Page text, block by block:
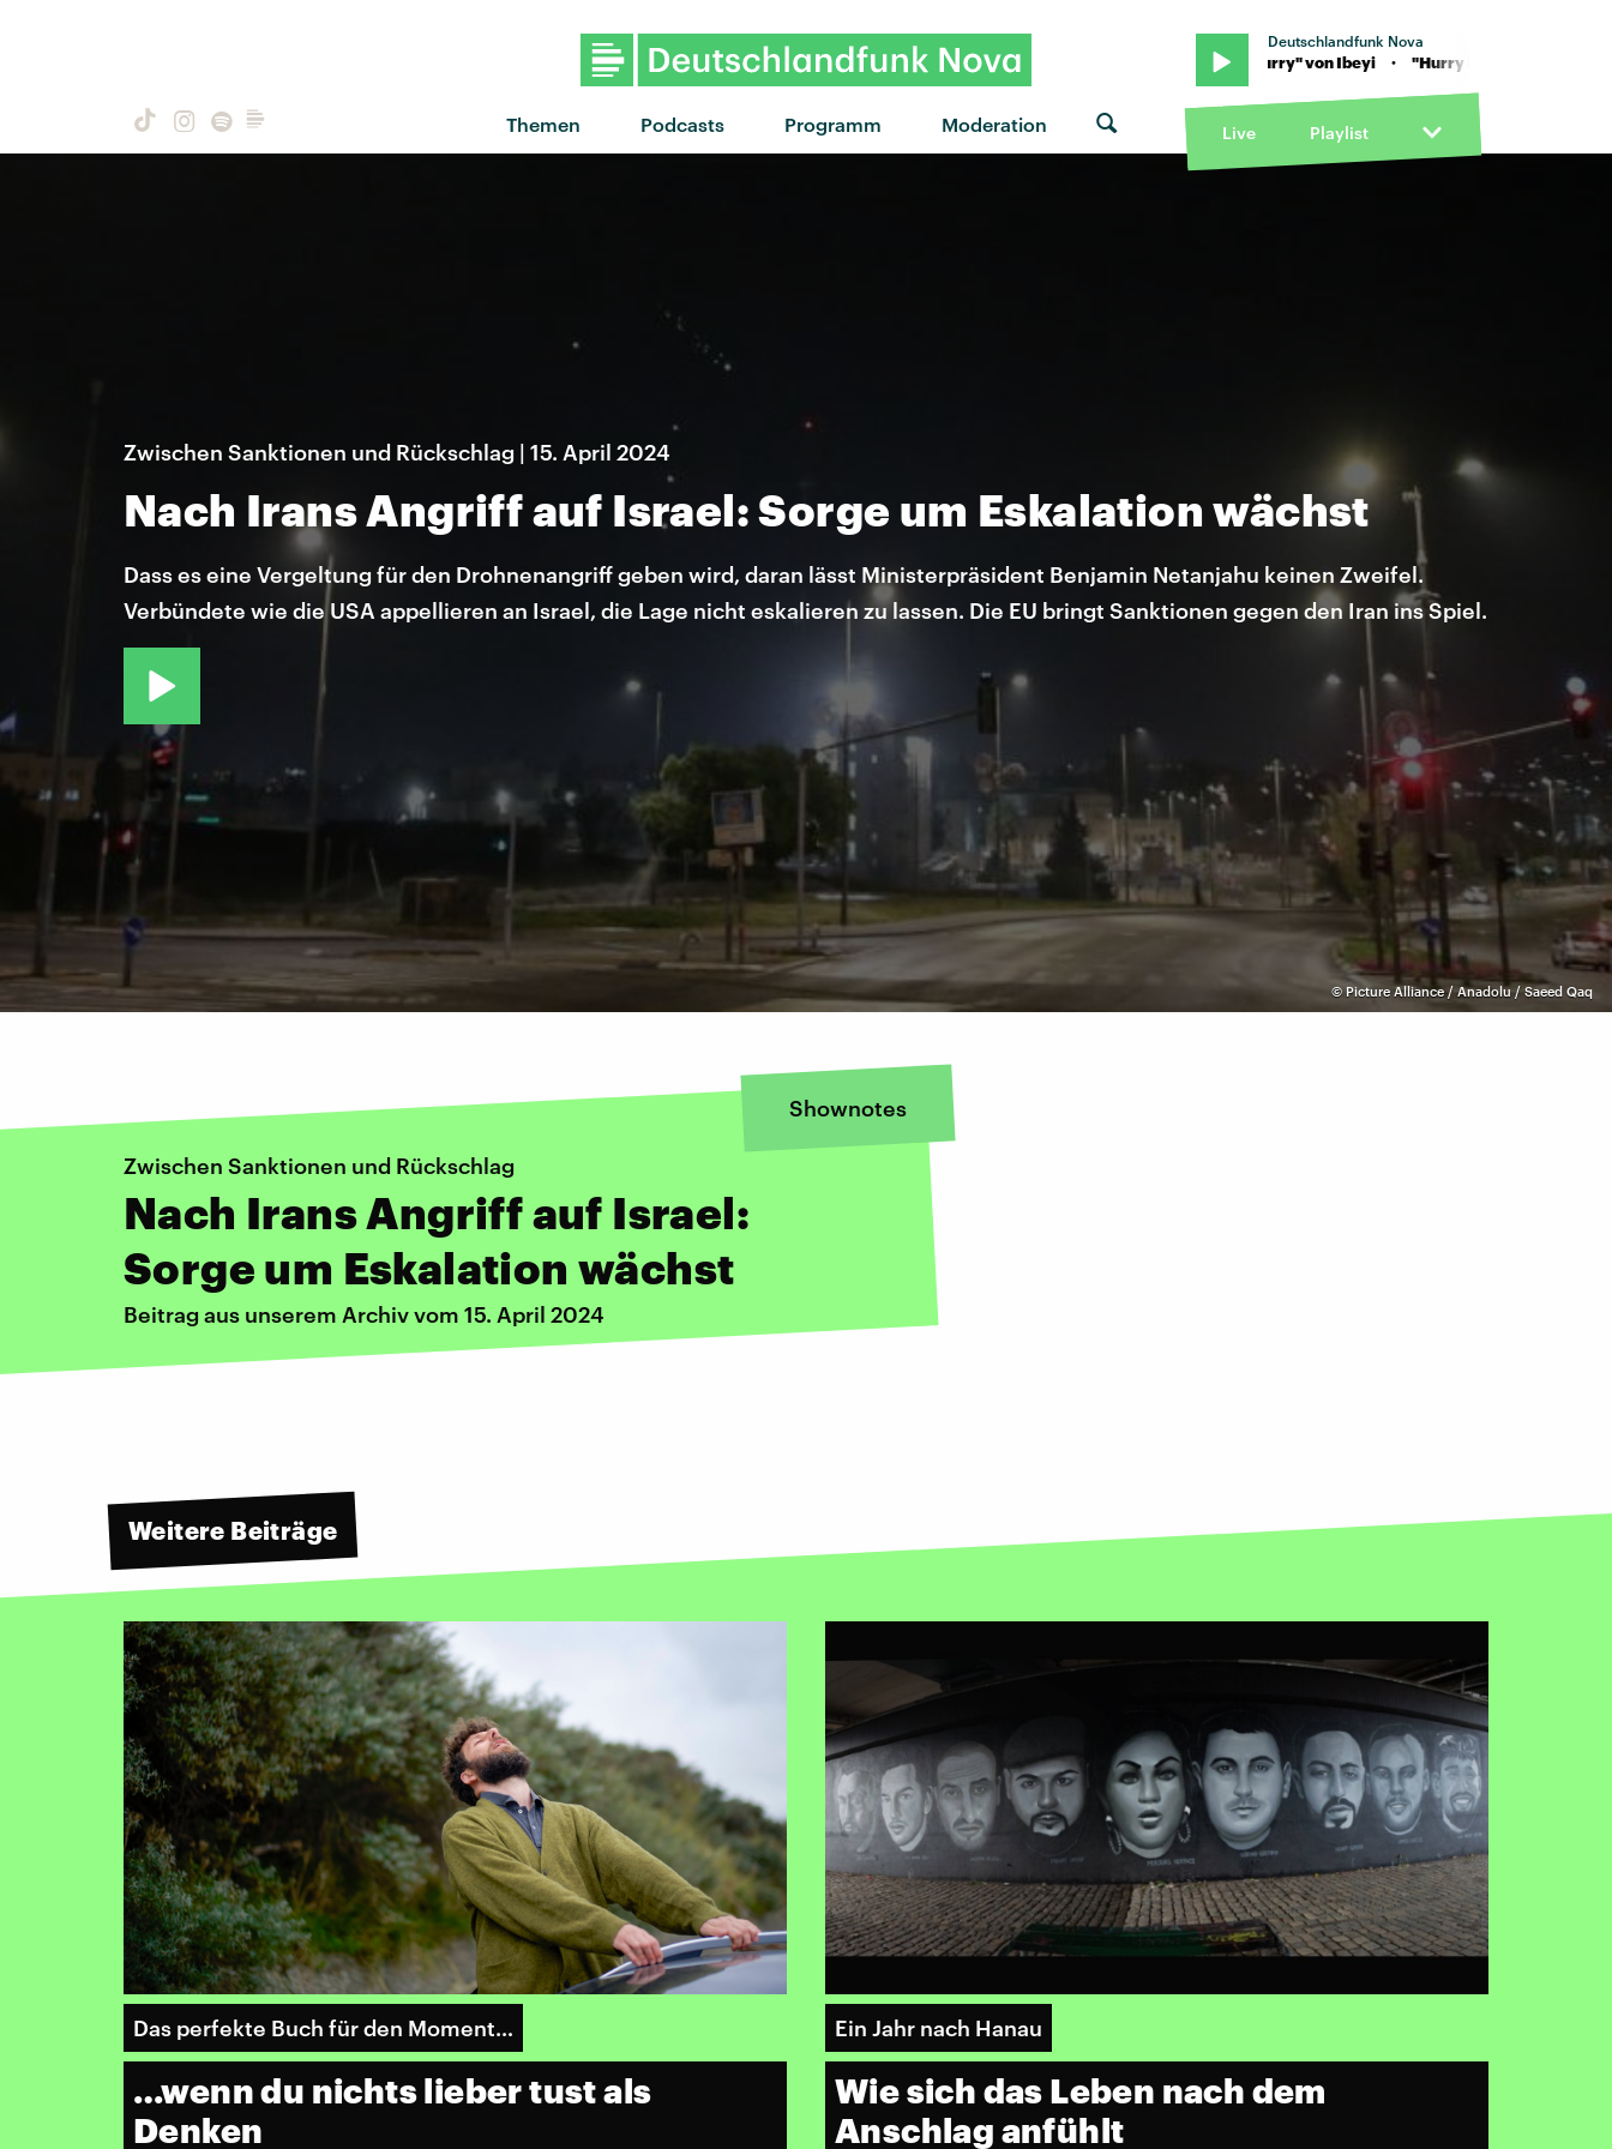
Themen Podcasts Programm Moderation
Deutschlandfunk Nova
"Hurry Hurry" von Ibeyi · "Hurry Hurry" von Ibeyi · "Hurry Hurry" von Ibeyi
Live Playlist
©Picture Alliance / Anadolu / Saeed Qaq
Zwischen Sanktionen und Rückschlag | 15. April 2024
Nach Irans Angriff auf Israel: Sorge um Eskalation wächst
Dass es eine Vergeltung für den Drohnenangriff geben wird, daran lässt Ministerpräsident Benjamin Netanjahu keinen Zweifel.
Verbündete wie die USA appellieren an Israel, die Lage nicht eskalieren zu lassen. Die EU bringt Sanktionen gegen den Iran ins Spiel.
Shownotes
Zwischen Sanktionen und Rückschlag
Nach Irans Angriff auf Israel:
Sorge um Eskalation wächst
Beitrag aus unserem Archiv vom 15. April 2024
Weitere Beiträge
Das perfekte Buch für den Moment…
…wenn du nichts lieber tust als
Denken
Ein Jahr nach Hanau
Wie sich das Leben nach dem
Anschlag anfühlt